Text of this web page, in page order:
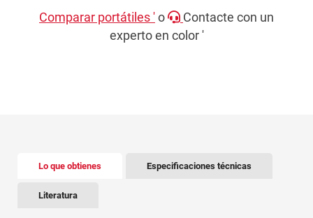
Comparar portátiles 'o
Contacte con un
experto en color '
Lo que obtienes Especificaciones técnicas
Literatura